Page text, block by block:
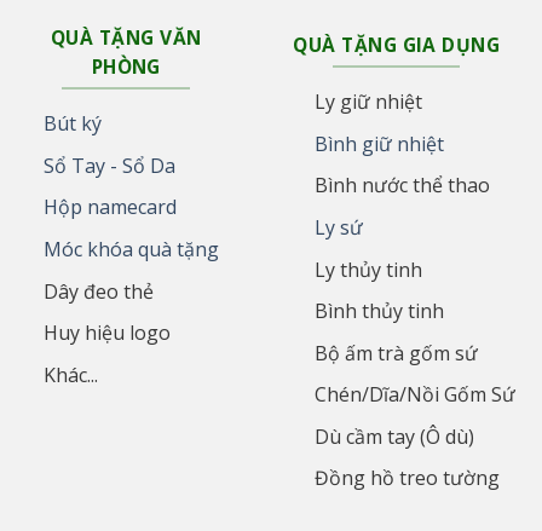
QUÀ TẶNG VĂN
PHÒNG
Bút ký
Sổ Tay - Sổ Da
Hộp namecard
Móc khóa quà tặng
Dây đeo thẻ
Huy hiệu logo
Khác...
QUÀ TẶNG GIA DỤNG
Ly giữ nhiệt
Bình giữ nhiệt
Bình nước thể thao
Ly sứ
Ly thủy tinh
Bình thủy tinh
Bộ ấm trà gốm sứ
Chén/Dĩa/Nồi Gốm Sứ
Dù cầm tay (Ô dù)
Đồng hồ treo tường